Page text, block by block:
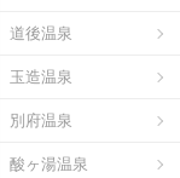
道後温泉
玉造温泉
別府温泉
酸ヶ湯温泉